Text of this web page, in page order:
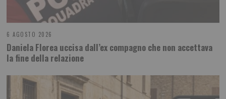
6 AGOSTO 2026
Daniela Florea uccisa dall’ex compagno che non accettava
la fine della relazione